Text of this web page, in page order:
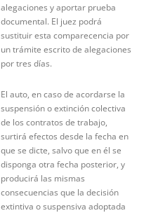
alegaciones y aportar prueba
documental. El juez podrá
sustituir esta comparecencia por
un trámite escrito de alegaciones
por tres días.
El auto, en caso de acordarse la
suspensión o extinción colectiva
de los contratos de trabajo,
surtirá efectos desde la fecha en
que se dicte, salvo que en él se
disponga otra fecha posterior, y
producirá las mismas
consecuencias que la decisión
extintiva o suspensiva adoptada